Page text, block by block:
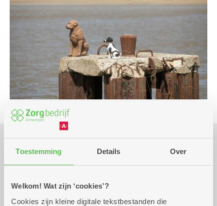
Toestemming Details Over
Welkom! Wat zijn ‘cookies’?
Cookies zijn kleine digitale tekstbestanden die
Praktisch